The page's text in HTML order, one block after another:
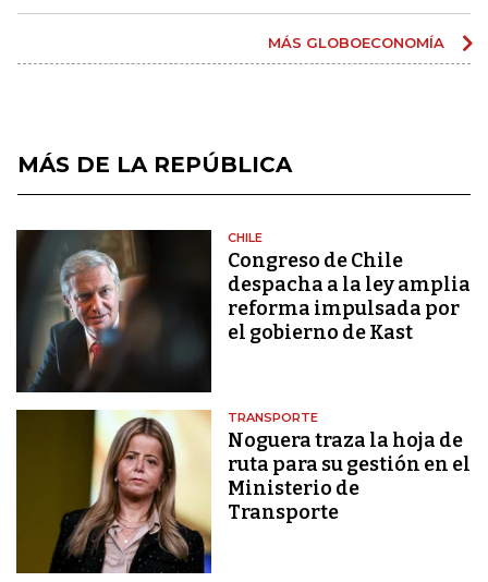
MÁS GLOBOECONOMÍA
MÁS DE LA REPÚBLICA
CHILE
Congreso de Chile
despacha a la ley amplia
reforma impulsada por
el gobierno de Kast
TRANSPORTE
Noguera traza la hoja de
ruta para su gestión en el
Ministerio de
Transporte